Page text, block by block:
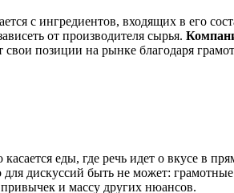
с ингредиентов, входящих в его
от производителя сырья.
позиции на рынке благодаря
еды, где речь идет о вкусе в
дискуссий быть не может:
и массу других нюансов.